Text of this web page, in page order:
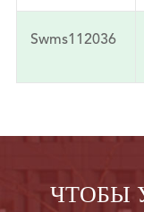
Swms112036
ЧТОБЫ